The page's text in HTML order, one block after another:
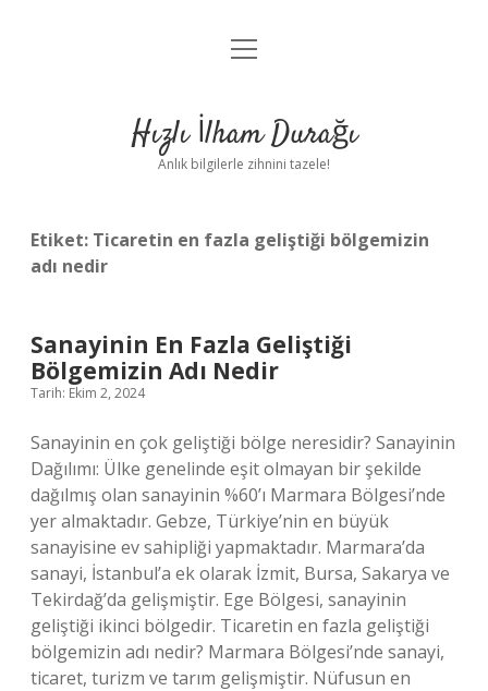
Anasayfa
Yasal Uyarı
menüyü
Hızlı İlham Durağı
Anlık bilgilerle zihnini tazele!
Etiket: Ticaretin en fazla geliştiği bölgemizin
adı nedir
Sanayinin En Fazla Geliştiği
Bölgemizin Adı Nedir
Tarih: Ekim 2, 2024
Sanayinin en çok geliştiği bölge neresidir? Sanayinin
Dağılımı: Ülke genelinde eşit olmayan bir şekilde
dağılmış olan sanayinin %60’ı Marmara Bölgesi’nde
yer almaktadır. Gebze, Türkiye’nin en büyük
sanayisine ev sahipliği yapmaktadır. Marmara’da
sanayi, İstanbul’a ek olarak İzmit, Bursa, Sakarya ve
Tekirdağ’da gelişmiştir. Ege Bölgesi, sanayinin
geliştiği ikinci bölgedir. Ticaretin en fazla geliştiği
bölgemizin adı nedir? Marmara Bölgesi’nde sanayi,
ticaret, turizm ve tarım gelişmiştir. Nüfusun en